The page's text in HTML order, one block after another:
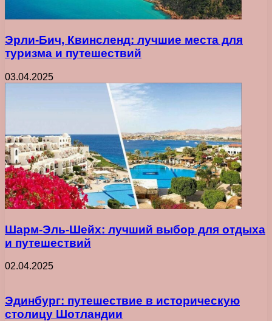
Эрли-Бич, Квинсленд: лучшие места для
туризма и путешествий
03.04.2025
Шарм-Эль-Шейх: лучший выбор для отдыха
и путешествий
02.04.2025
Эдинбург: путешествие в историческую
столицу Шотландии